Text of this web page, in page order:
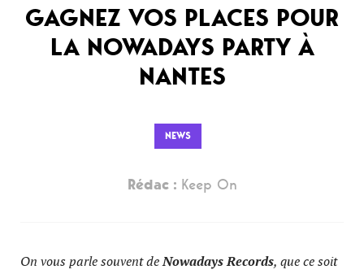
Sorties
Newsletter
GAGNEZ VOS PLACES POUR
LA NOWADAYS PARTY À
NANTES
NEWS
Rédac : Keep On
On vous parle souvent deNowadays Records, que ce soit